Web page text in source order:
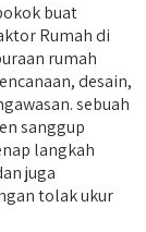
buat
Rumah di
rumah
desain,
sebuah
sanggup
langkah
juga
tolak ukur